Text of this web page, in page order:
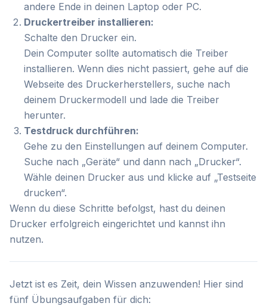
andere Ende in deinen Laptop oder PC.
Druckertreiber installieren:
Schalte den Drucker ein.
Dein Computer sollte automatisch die Treiber
installieren. Wenn dies nicht passiert, gehe auf die
Webseite des Druckerherstellers, suche nach
deinem Druckermodell und lade die Treiber
herunter.
Testdruck durchführen:
Gehe zu den Einstellungen auf deinem Computer.
Suche nach „Geräte“ und dann nach „Drucker“.
Wähle deinen Drucker aus und klicke auf „Testseite
drucken“.
Wenn du diese Schritte befolgst, hast du deinen
Drucker erfolgreich eingerichtet und kannst ihn
nutzen.
Jetzt ist es Zeit, dein Wissen anzuwenden! Hier sind
fünf Übungsaufgaben für dich: